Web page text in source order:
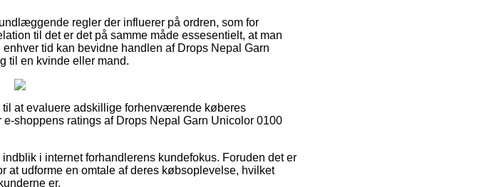
regler der influerer på ordren, som for
til det er det på samme måde essesentielt, at man
tid kan bevidne handlen af Drops Nepal Garn
til en kvinde eller mand.
at evaluere adskillige forhenværende køberes
shoppens ratings af Drops Nepal Garn Unicolor 0100
i internet forhandlerens kundefokus. Foruden det er
at udforme en omtale af deres købsoplevelse, hvilket
er.